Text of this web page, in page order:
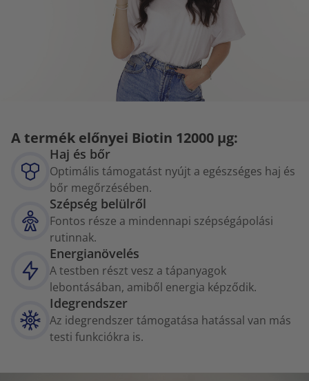
A termék előnyei Biotin 12000 µg:
Haj és bőr
Optimális támogatást nyújt a egészséges haj és
bőr megőrzésében.
Szépség belülről
Fontos része a mindennapi szépségápolási
rutinnak.
Energianövelés
A testben részt vesz a tápanyagok
lebontásában, amiből energia képződik.
Idegrendszer
Az idegrendszer támogatása hatással van más
testi funkciókra is.